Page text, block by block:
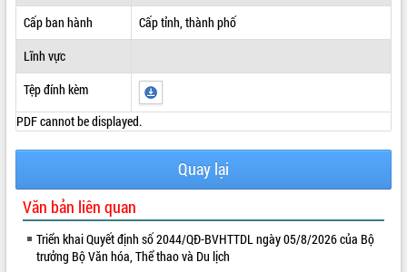
Cấp ban hành
Cấp tỉnh, thành phố
Lĩnh vực
Tệp đính kèm
PDF cannot be displayed.
Quay lại
Văn bản liên quan
Triển khai Quyết định số 2044/QĐ-BVHTTDL ngày 05/8/2026 của Bộ
trưởng Bộ Văn hóa, Thể thao và Du lịch